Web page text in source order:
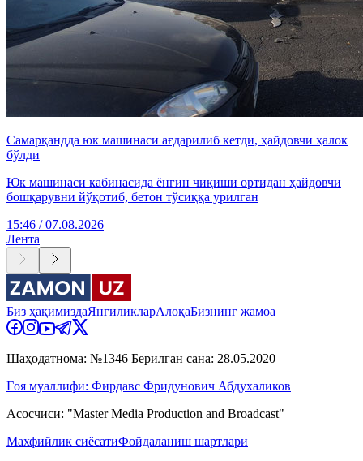
Самарқандда юк машинаси ағдарилиб кетди, ҳайдовчи ҳалок
бўлди
Юк машинаси кабинасида ёнғин чиқиши ортидан ҳайдовчи
бошқарувни йўқотиб, бетон тўсиққа урилган
15:46 / 07.08.2026
Лента
Биз ҳақимиздаЯнгиликларАлоқаБизнинг жамоа
Шаҳодатнома: №1346 Берилган сана: 28.05.2020
Ғоя муаллифи: Фирдавс Фридунович Абдухаликов
Асосчиси: "Master Media Production and Broadcast"
Махфийлик сиёсатиФойдаланиш шартлари